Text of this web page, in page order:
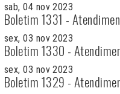
sab, 04 nov 2023
Boletim 1331 -
sex, 03 nov 2023
Boletim 1330 -
sex, 03 nov 2023
Boletim 1329 -